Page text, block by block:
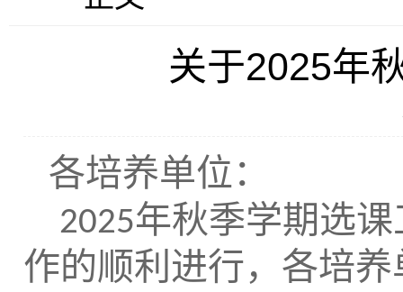
关于2025年
各培养单位：
2025年秋季学期选
作的顺利进行，各培